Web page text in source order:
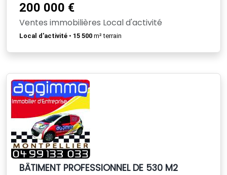
200 000 €
Ventes immobilières Local d'activité
Local d'activité • 15 500 m² terrain
BÂTIMENT PROFESSIONNEL DE 530 M2